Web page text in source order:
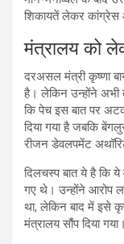
शिकायतें लेकर कांग्रेस
मंत्रालय को
दरअसल मंत्री कृष्णा
है। लेकिन उन्होंने अभी
कि पेच इस बात पर
दिया गया है जबकि
रीजन डेवलपमेंट
दिलचस्प बात ये है कि ये
गए थे। उन्होंने आरोप
था, लेकिन बाद में इसे
मंत्रालय सौंप दिया गया।